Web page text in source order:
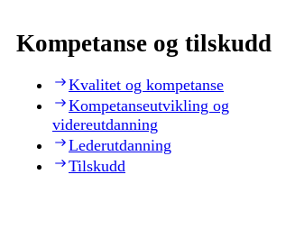
Kompetanse og tilskudd
Kvalitet og kompetanse
Kompetanseutvikling og
videreutdanning
Lederutdanning
Tilskudd